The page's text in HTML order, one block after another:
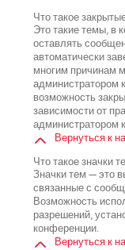
Что такое
Это такие темы, в
оставлять
автоматически
многим причинам
администратором
возможность
зависимости от
администратором
Вернуться к
Что такое значки
Значки тем — это
связанные с
Возможность
разрешений,
конференции.
Вернуться к